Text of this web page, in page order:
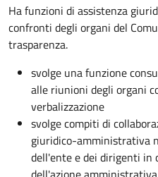
Ha funzioni di assistenza
confronti degli organi del
trasparenza.
svolge una funzione
alle riunioni degli organi
verbalizzazione
svolge compiti di
giuridico-amministrativa
dell'ente e dei dirigenti in